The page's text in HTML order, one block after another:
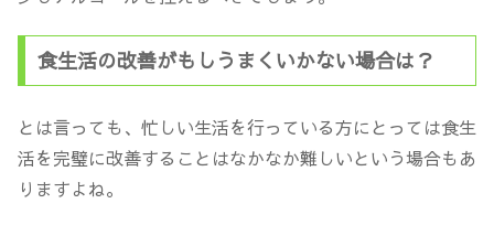
食生活の改善がもしうまくいかない場合は？
とは言っても、忙しい生活を行っている方にとっては食生
活を完璧に改善することはなかなか難しいという場合もあ
りますよね。